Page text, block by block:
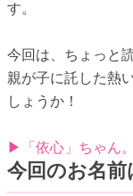
す。
今回は、ちょっと
親が子に託した熱
しょうか！
▶「依心」ちゃん
今回のお名前